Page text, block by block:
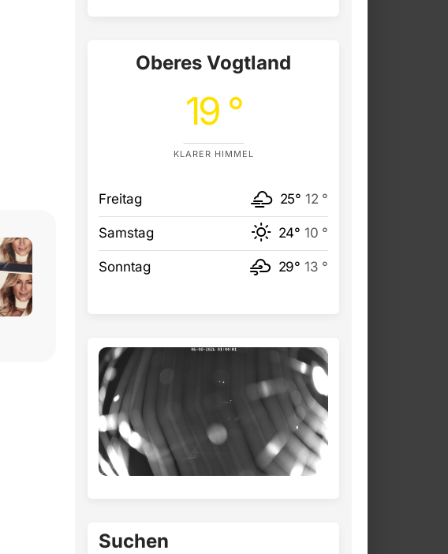
Oberes Vogtland
19 °
KLARER HIMMEL
Freitag 25° 12 °
Samstag 24° 10 °
Sonntag 29° 13 °
Suchen